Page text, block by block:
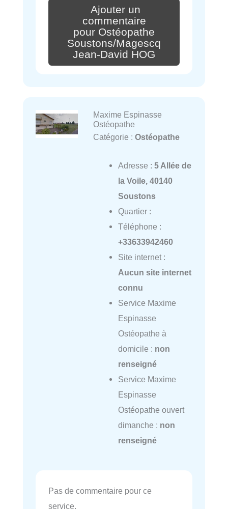
Ajouter un
commentaire
pour Ostéopathe
Soustons/Magescq
Jean-David HOG
Maxime Espinasse
Ostéopathe
Catégorie : Ostéopathe
Adresse : 5 Allée de
la Voile, 40140
Soustons
Quartier :
Téléphone :
+33633942460
Site internet :
Aucun site internet
connu
Service Maxime
Espinasse
Ostéopathe à
domicile : non
renseigné
Service Maxime
Espinasse
Ostéopathe ouvert
dimanche : non
renseigné
Pas de commentaire pour ce
service.